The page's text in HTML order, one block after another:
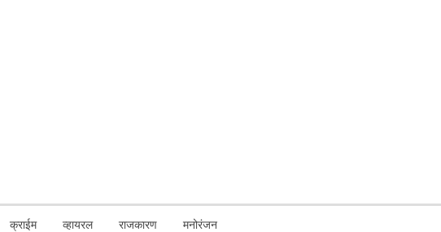
क्राईम व्हायरल राजकारण मनोरंजन